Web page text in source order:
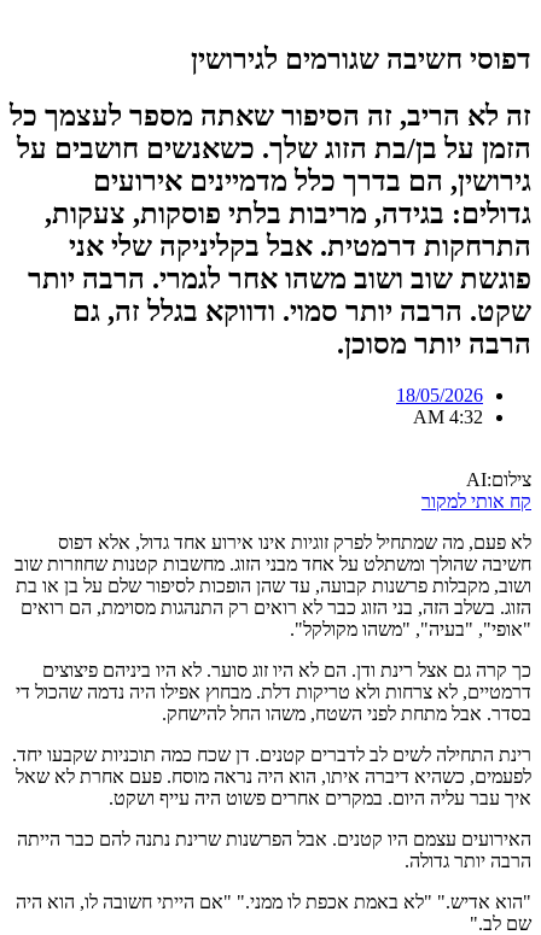
דפוסי חשיבה שגורמים לגירושין
זה לא הריב, זה הסיפור שאתה מספר לעצמך כל
הזמן על בן/בת הזוג שלך. כשאנשים חושבים על
גירושין, הם בדרך כלל מדמיינים אירועים
גדולים: בגידה, מריבות בלתי פוסקות, צעקות,
התרחקות דרמטית. אבל בקליניקה שלי אני
פוגשת שוב ושוב משהו אחר לגמרי. הרבה יותר
שקט. הרבה יותר סמוי. ודווקא בגלל זה, גם
הרבה יותר מסוכן.
18/05/2026
4:32 AM
צילום:AI
קח אותי למקור
לא פעם, מה שמתחיל לפרק זוגיות אינו אירוע אחד גדול, אלא דפוס
חשיבה שהולך ומשתלט על אחד מבני הזוג. מחשבות קטנות שחוזרות שוב
ושוב, מקבלות פרשנות קבועה, עד שהן הופכות לסיפור שלם על בן או בת
הזוג. בשלב הזה, בני הזוג כבר לא רואים רק התנהגות מסוימת, הם רואים
"אופי", "בעיה", "משהו מקולקל".
כך קרה גם אצל רינת ודן. הם לא היו זוג סוער. לא היו ביניהם פיצוצים
דרמטיים, לא צרחות ולא טריקות דלת. מבחוץ אפילו היה נדמה שהכול די
בסדר. אבל מתחת לפני השטח, משהו החל להישחק.
רינת התחילה לשים לב לדברים קטנים. דן שכח כמה תוכניות שקבעו יחד.
לפעמים, כשהיא דיברה איתו, הוא היה נראה מוסח. פעם אחרת לא שאל
איך עבר עליה היום. במקרים אחרים פשוט היה עייף ושקט.
האירועים עצמם היו קטנים. אבל הפרשנות שרינת נתנה להם כבר הייתה
הרבה יותר גדולה.
"הוא אדיש." "לא באמת אכפת לו ממני." "אם הייתי חשובה לו, הוא היה
שם לב."